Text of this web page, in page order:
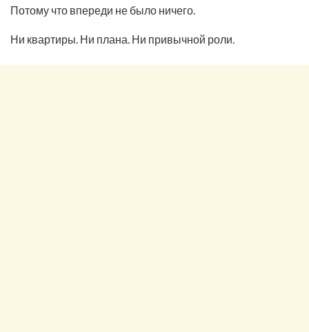
Потому что впереди не было ничего.
Ни квартиры. Ни плана. Ни привычной роли.